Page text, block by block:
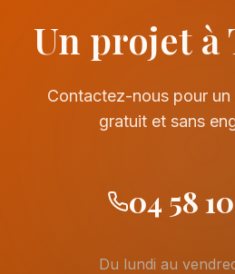
Un projet à
Contactez-nous pour un
gratuit et sans
04 58
Du lundi au